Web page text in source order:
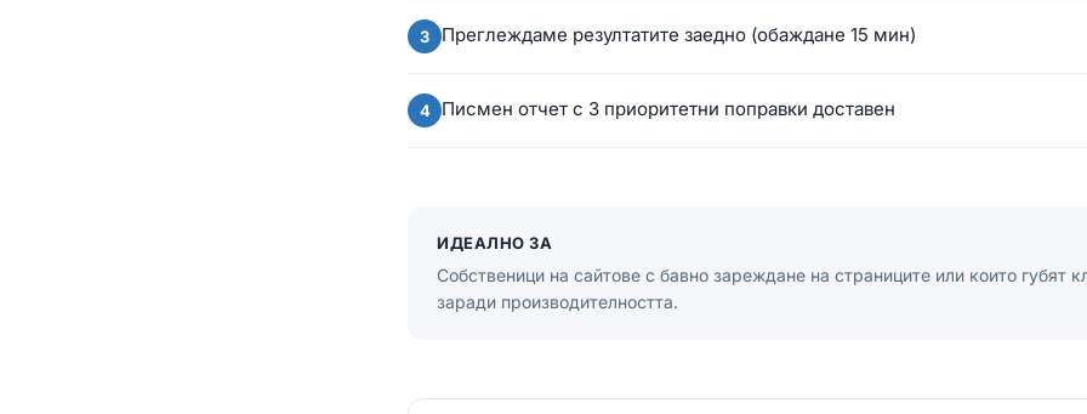
Преглеждаме резултатите заедно (обаждане 15 мин)
Писмен отчет с 3 приоритетни поправки доставен
ИДЕАЛНО ЗА
Собственици на сайтове с бавно зареждане на страниците или които губят
заради производителността.